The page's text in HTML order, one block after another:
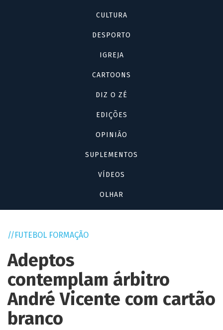
CULTURA
DESPORTO
IGREJA
CARTOONS
DIZ O ZÉ
EDIÇÕES
OPINIÃO
SUPLEMENTOS
VÍDEOS
OLHAR
FUTEBOL FORMAÇÃO
Adeptos
contemplam árbitro
André Vicente com cartão
branco